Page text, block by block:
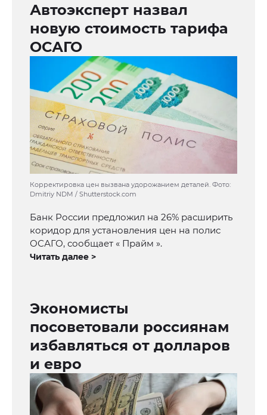
Автоэксперт назвал
новую стоимость тарифа
ОСАГО
Корректировка цен вызвана удорожанием деталей. Фото:
Dmitriy NDM / Shutterstock.com
Банк России предложил на 26% расширить
коридор для установления цен на полис
ОСАГО, сообщает « Прайм ».
Читать далее >
Экономисты
посоветовали россиянам
избавляться от долларов
и евро